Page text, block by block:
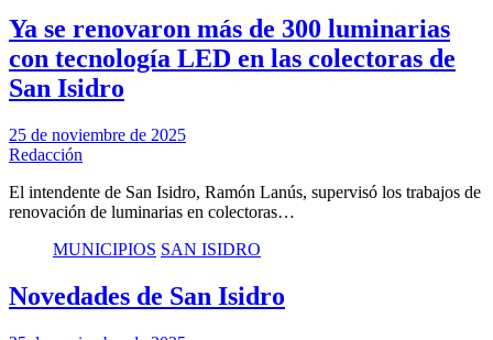
Ya se renovaron más de 300 luminarias
con tecnología LED en las colectoras de
San Isidro
25 de noviembre de 2025
Redacción
El intendente de San Isidro, Ramón Lanús, supervisó los trabajos de
renovación de luminarias en colectoras…
MUNICIPIOS SAN ISIDRO
Novedades de San Isidro